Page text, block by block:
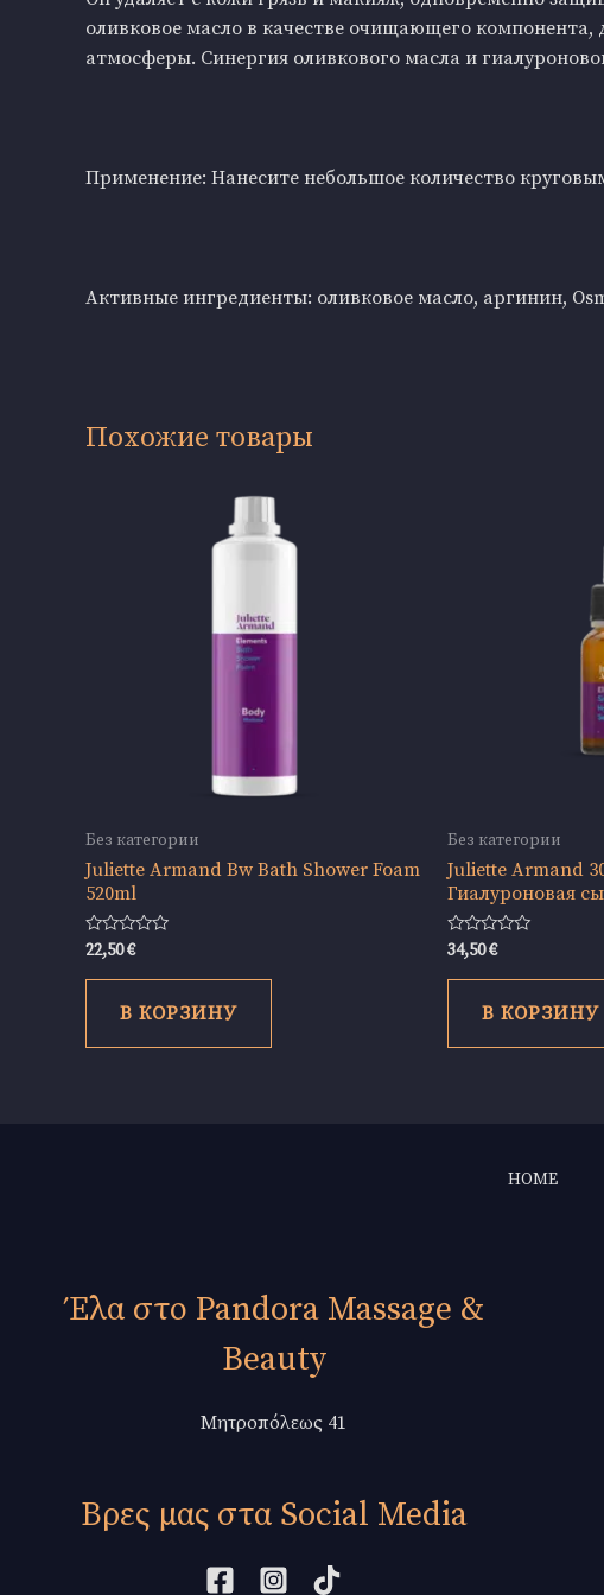
оливковое масло в качестве очищающего
атмосферы. Синергия оливкового масла и
Применение: Нанесите небольшое количество
Активные ингредиенты: оливковое масло, аргинин,
Похожие товары
Без категории
Juliette Armand Bw Bath Shower Foam
520ml
Оценка
из
22,50€
В КОРЗИНУ
Без категории
Juliette Armand
Гиалуроновая
Оценка
из
34,50€
В КОРЗИНУ
HOME
Έλα στο Pandora Massage &
Beauty
Μητροπόλεως 41
Βρες μας στα Social Media